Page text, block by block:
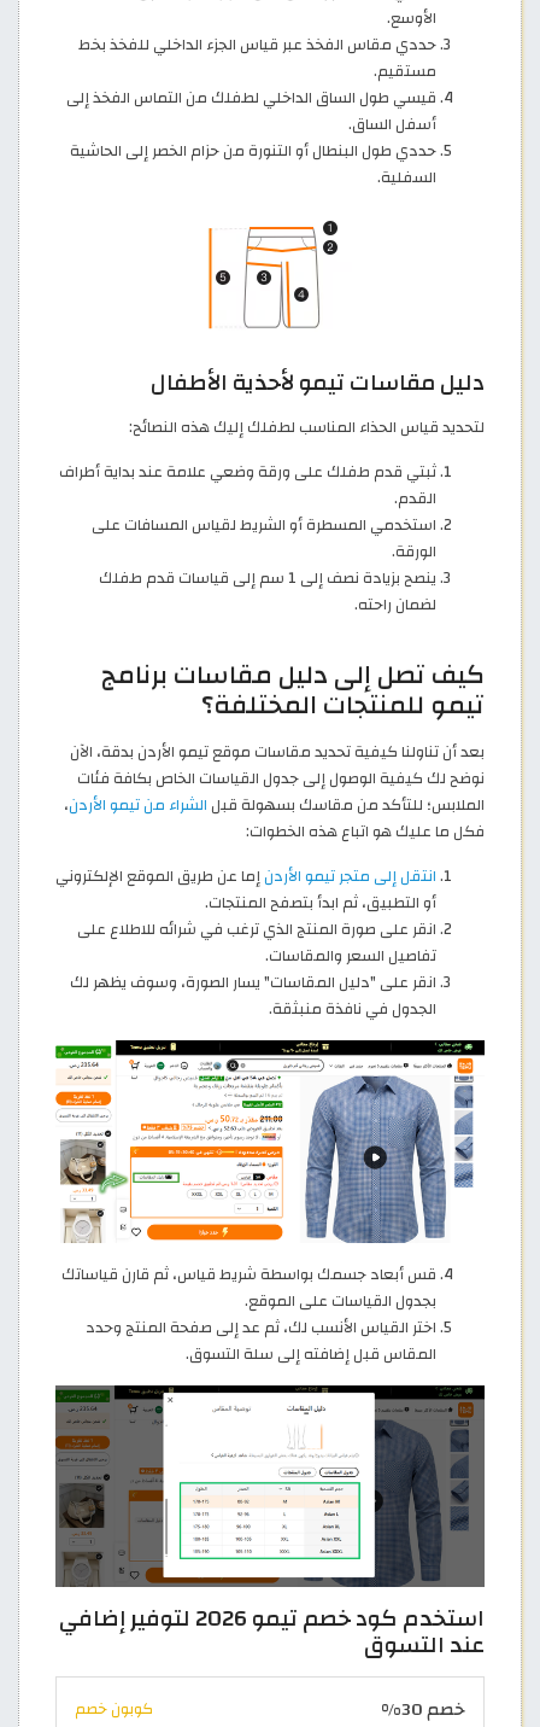
الأوسع.
حددي مقاس الفخذ عبر قياس الجزء الداخلي للفخذ بخط
مستقيم.
قيسي طول الساق الداخلي لطفلك من التماس الفخذ إلى
أسفل الساق.
حددي طول البنطال أو التنورة من حزام الخصر إلى الحاشية
السفلية.
دليل مقاسات تيمو لأحذية الأطفال
لتحديد قياس الحذاء المناسب لطفلك إليك هذه النصائح:
ثبتي قدم طفلك على ورقة وضعي علامة عند بداية أطراف
القدم.
استخدمي المسطرة أو الشريط لقياس المسافات على
الورقة.
ينصح بزيادة نصف إلى 1 سم إلى قياسات قدم طفلك
لضمان راحته.
كيف تصل إلى دليل مقاسات برنامج
تيمو للمنتجات المختلفة؟
بعد أن تناولنا كيفية تحديد مقاسات موقع تيمو الأردن بدقة، الآن
نوضح لك كيفية الوصول إلى جدول القياسات الخاص بكافة فئات
الملابس؛ للتأكد من مقاسك بسهولة قبل الشراء من تيمو الأردن،
فكل ما عليك هو اتباع هذه الخطوات:
انتقل إلى متجر تيمو الأردنإما عن طريق الموقع الإلكتروني
أو التطبيق، ثم ابدأ بتصفح المنتجات.
انقر على صورة المنتج الذي ترغب في شرائه للاطلاع على
تفاصيل السعر والمقاسات.
انقر على "دليل المقاسات" يسار الصورة، وسوف يظهر لك
الجدول في نافذة منبثقة.
قس أبعاد جسمك بواسطة شريط قياس، ثم قارن قياساتك
بجدول القياسات على الموقع.
اختر القياس الأنسب لك، ثم عد إلى صفحة المنتج وحدد
المقاس قبل إضافته إلى سلة التسوق.
استخدم كود خصم تيمو 2026 لتوفير إضافي
عند التسوق
خصم 30% كوبون خصم